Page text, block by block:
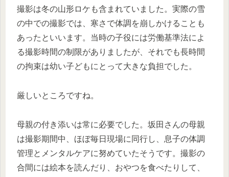
撮影は冬の山形ロケも含まれていました。実際の雪
の中での撮影では、寒さで体調を崩しかけることも
あったといいます。当時の子役には労働基準法によ
る撮影時間の制限がありましたが、それでも長時間
の拘束は幼い子どもにとって大きな負担でした。
厳しいところですね。
母親の付き添いは常に必要でした。坂田さんの母親
は撮影期間中、ほぼ毎日現場に同行し、息子の体調
管理とメンタルケアに努めていたそうです。撮影の
合間には絵本を読んだり、おやつを食べたりして、